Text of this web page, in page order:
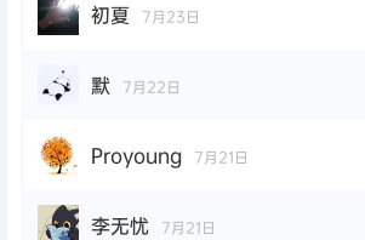
初夏 7月23日
默 7月22日
Proyoung 7月21日
李无忧 7月21日